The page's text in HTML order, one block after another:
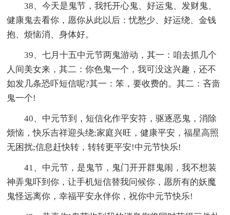
38、今天是鬼节，我托开心鬼、好运鬼、发财鬼、
健康鬼去看你，愿你从此以后：忧愁少、好运绕、金钱
抱、烦恼消、身体好。
39、七月十五中元节两鬼游动，其一：咱去抓几个
人间美女来，其二：你色鬼一个，我可没这兴趣，还不
如发几条恐吓短信呢?其一：笨，要收费的。其二：吝啬
鬼一个!
40、中元节到，短信化作平安符，驱逐恶鬼，消除
烦恼，快乐吉祥迎头绕;家庭兴旺，健康平安，福星高照
无困扰;信息赶快转，转转更平安!中元节快乐!
41、中元节，是鬼节，鬼门开开群鬼闹，我不想装
神弄鬼吓到你，让手机短信替我问候你，愿所有的妖魔
鬼怪远离你，幸福平安永伴你，祝你中元节快乐!